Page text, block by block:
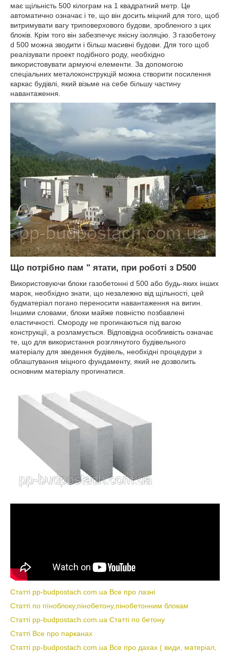
має щільність 500 кілограм на 1 квадратний метр. Це
автоматично означає і те, що він досить міцний для того, щоб
витримувати вагу триповерхового будови, зробленого з цих
блоків. Крім того він забезпечує якісну ізоляцію. З газобетону
d 500 можна зводити і більш масивні будови. Для того щоб
реалізувати проект подібного роду, необхідно
використовувати армуючі елементи. За допомогою
спеціальних металоконструкцій можна створити посилення
каркас будівлі, який візьме на себе більшу частину
навантаження.
Що потрібно пам " ятати, при роботі з D500
Використовуючи блоки газобетонні d 500 або будь-яких інших
марок, необхідно знати, що незалежно від щільності, цей
будматеріал погано переносити навантаження на вигин.
Іншими словами, блоки майже повністю позбавлені
еластичності. Смороду не прогинаються під вагою
конструкції, а розламується. Відповідна особливість означає
те, що для використання розглянутого будівельного
матеріалу для зведення будівель, необхідні процедури з
облаштування міцного фундаменту, який не дозволить
основним матеріалу прогинатися.
Статті pp-budpostach.com.ua Все про лазні
Статті по пїноблоку,пінобетону,пінобетонним блокам
Статті pp-budpostach.com.ua Статті по бетону
Статті Все про парканах
Статті pp-budpostach.com.ua Все про дахах ( види, матеріал,